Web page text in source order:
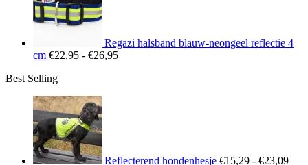
Regazi halsband blauw-neongeel reflectie 4
cm €22,95 - €26,95Prijsklasse:
Best Selling
Reflecterend hondenhesje €15,29 - €23,09